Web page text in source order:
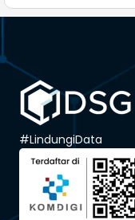
#LindungiData